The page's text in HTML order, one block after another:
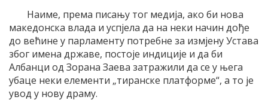
Наиме, према писању тог медија, ако би нова
македонска влада и успјела да на неки начин дође
до већине у парламенту потребне за измјену Устава
због имена државе, постоје индиције и да би
Албанци од Зорана Заева затражили да се у њега
убаце неки елементи „тиранске платформе“, а то је
увод у нову драму.